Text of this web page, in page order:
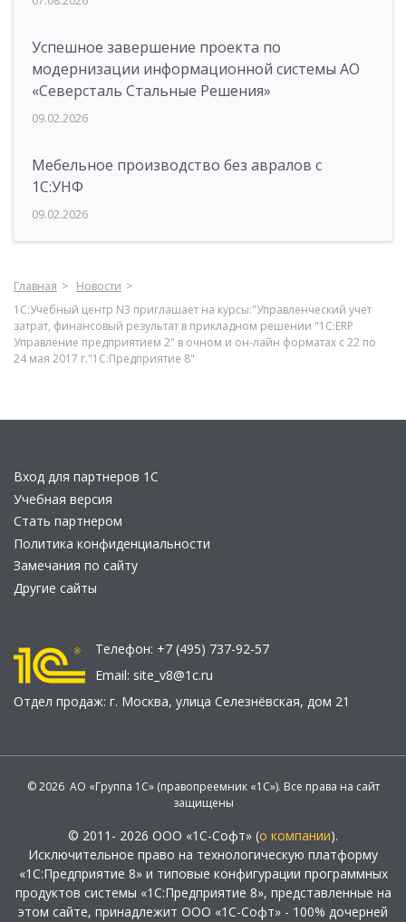
Успешное завершение проекта по
модернизации информационной системы АО
«Северсталь Стальные Решения»
09.02.2026
Мебельное производство без авралов с
1С:УНФ
09.02.2026
Главная
Новости
1С:Учебный центр N3 приглашает на курсы:"Управленческий учет
затрат, финансовый результат в прикладном решении "1С:ERP
Управление предприятием 2" в очном и он-лайн форматах с 22 по
24 мая 2017 г."1С:Предприятие 8"
Вход для партнеров 1С
Учебная версия
Стать партнером
Политика конфиденциальности
Замечания по сайту
Другие сайты
Телефон: +7 (495) 737-92-57
Email: site_v8@1c.ru
Отдел продаж: г. Москва, улица Селезнёвская, дом 21
© 2026 АО «Группа 1С» (правопреемник «1С»). Все права на сайт
защищены
© 2011- 2026 ООО «1С-Софт» (о компании).
Исключительное право на технологическую платформу
«1С:Предприятие 8» и типовые конфигурации программных
продуктов системы «1С:Предприятие 8», представленные на
этом сайте, принадлежит ООО «1С-Софт» - 100% дочерней